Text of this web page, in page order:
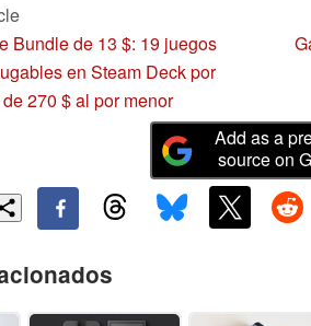
Bundle de 13 $: 19 juegos
en Steam Deck por
270 $ al por menor
Add as a
source on